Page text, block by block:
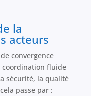
la
acteurs
convergence
coordination fluide
sécurité, la qualité
passe par :